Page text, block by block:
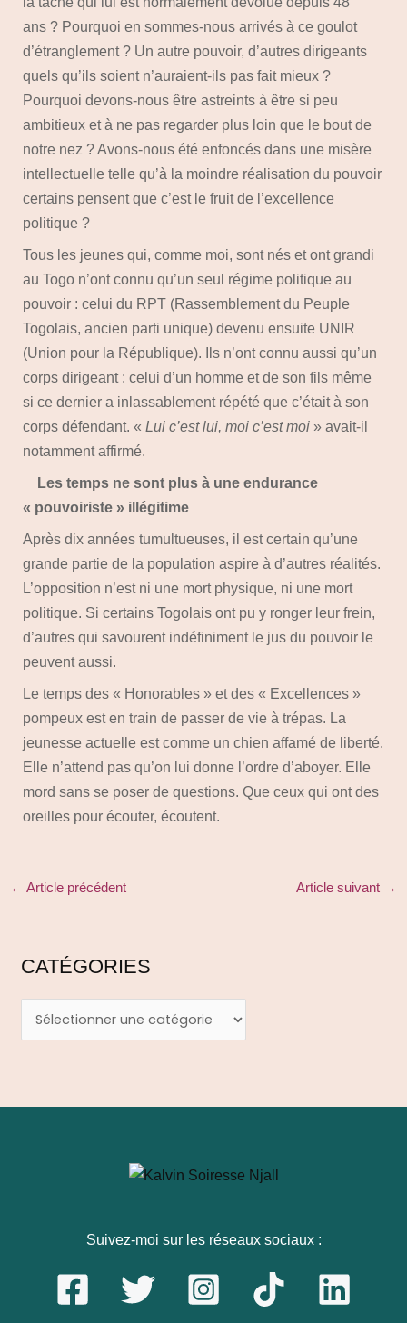
ans ? Pourquoi en sommes-nous arrivés à ce goulot
d’étranglement ? Un autre pouvoir, d’autres dirigeants
quels qu’ils soient n’auraient-ils pas fait mieux ?
Pourquoi devons-nous être astreints à être si peu
ambitieux et à ne pas regarder plus loin que le bout de
notre nez ? Avons-nous été enfoncés dans une misère
intellectuelle telle qu’à la moindre réalisation du pouvoir
certains pensent que c’est le fruit de l’excellence
politique ?
Tous les jeunes qui, comme moi, sont nés et ont grandi
au Togo n’ont connu qu’un seul régime politique au
pouvoir : celui du RPT (Rassemblement du Peuple
Togolais, ancien parti unique) devenu ensuite UNIR
(Union pour la République). Ils n’ont connu aussi qu’un
corps dirigeant : celui d’un homme et de son fils même
si ce dernier a inlassablement répété que c’était à son
corps défendant. « Lui c’est lui, moi c’est moi» avait-il
notamment affirmé.
Les temps ne sont plus à une endurance
« pouvoiriste » illégitime
Après dix années tumultueuses, il est certain qu’une
grande partie de la population aspire à d’autres réalités.
L’opposition n’est ni une mort physique, ni une mort
politique. Si certains Togolais ont pu y ronger leur frein,
d’autres qui savourent indéfiniment le jus du pouvoir le
peuvent aussi.
Le temps des « Honorables » et des « Excellences »
pompeux est en train de passer de vie à trépas. La
jeunesse actuelle est comme un chien affamé de liberté.
Elle n’attend pas qu’on lui donne l’ordre d’aboyer. Elle
mord sans se poser de questions. Que ceux qui ont des
oreilles pour écouter, écoutent.
← Article précédent Article suivant →
CATÉGORIES
Suivez-moi sur les réseaux sociaux :